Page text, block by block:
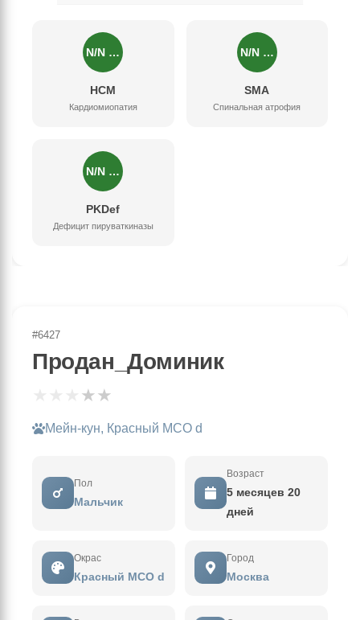
N/N …
HCM
Кардиомиопатия
N/N …
SMA
Спинальная атрофия
N/N …
PKDef
Дефицит пируваткиназы
#6427
Продан_Доминик
★★
Мейн-кун, Красный MCO d
Пол
Мальчик
Возраст
5 месяцев 20
дней
Окрас
Красный MCO d
Город
Москва